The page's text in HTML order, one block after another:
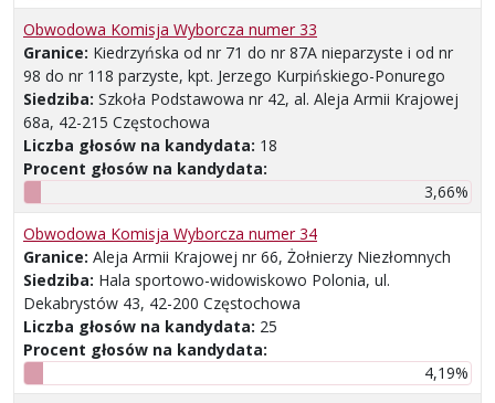
Obwodowa Komisja Wyborcza numer 33
Granice: Kiedrzyńska od nr 71 do nr 87A nieparzyste i od nr
98 do nr 118 parzyste, kpt. Jerzego Kurpińskiego-Ponurego
Siedziba: Szkoła Podstawowa nr 42, al. Aleja Armii Krajowej
68a, 42-215 Częstochowa
Liczba głosów na kandydata: 18
Procent głosów na kandydata:
3,66%
Obwodowa Komisja Wyborcza numer 34
Granice: Aleja Armii Krajowej nr 66, Żołnierzy Niezłomnych
Siedziba: Hala sportowo-widowiskowo Polonia, ul.
Dekabrystów 43, 42-200 Częstochowa
Liczba głosów na kandydata: 25
Procent głosów na kandydata:
4,19%